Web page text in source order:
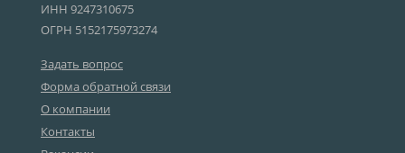
ИНН 9247310675
ОГРН 5152175973274
Задать вопрос
Форма обратной связи
О компании
Контакты